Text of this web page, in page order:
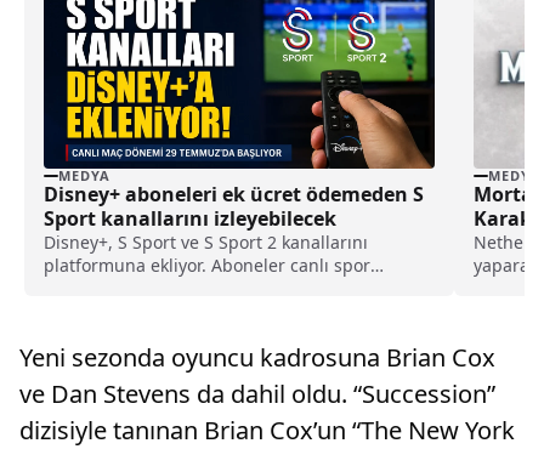
MEDYA
Disney+ aboneleri ek ücret ödemeden S
Sport kanallarını izleyebilecek
Disney+, S Sport ve S Sport 2 kanallarını
platformuna ekliyor. Aboneler canlı spor
MEDYA
Mortal
Yeni sezonda oyuncu kadrosuna Brian Cox
ve Dan Stevens da dahil oldu. “Succession”
dizisiyle tanınan Brian Cox’un “The New York